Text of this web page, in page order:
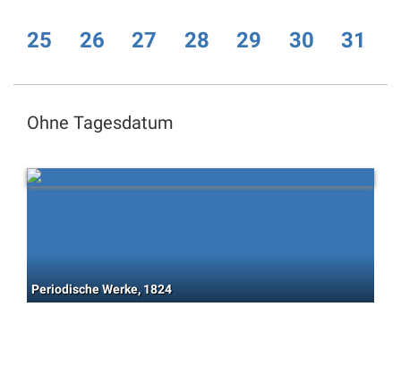
25 26 27 28 29 30 31
Ohne Tagesdatum
Periodische Werke, 1824